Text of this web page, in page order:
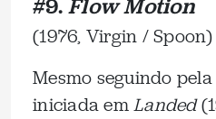
#9. Flow Motion
(1976, Virgin / Spoon)
Mesmo seguindo
iniciada emLanded